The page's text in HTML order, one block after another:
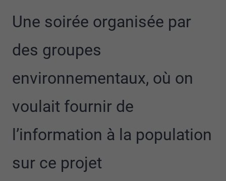
Une soirée organisée par
des groupes
environnementaux, où on
voulait fournir de
l’information à la population
sur ce projet